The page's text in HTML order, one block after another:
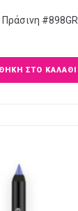
#898GR
ΣΤΟ ΚΑΛΆΘΙ